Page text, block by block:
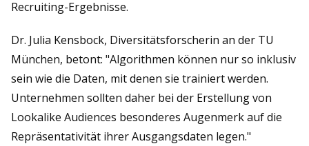
Recruiting-Ergebnisse.
Dr. Julia Kensbock, Diversitätsforscherin an der TU
München, betont: "Algorithmen können nur so inklusiv
sein wie die Daten, mit denen sie trainiert werden.
Unternehmen sollten daher bei der Erstellung von
Lookalike Audiences besonderes Augenmerk auf die
Repräsentativität ihrer Ausgangsdaten legen."